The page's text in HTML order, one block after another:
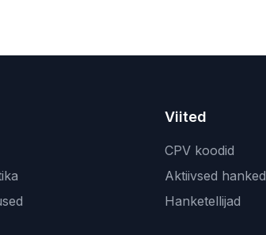
Viited
CPV koodid
Aktiivsed hanked
Hanketellijad